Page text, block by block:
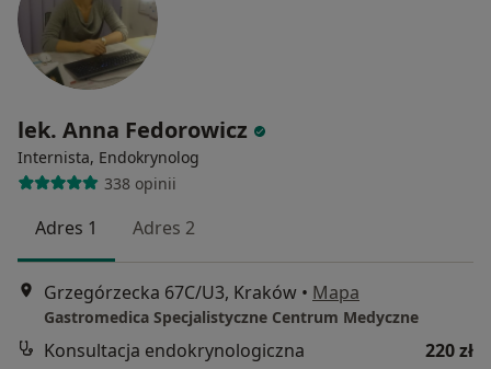
lek. Anna Fedorowicz
Internista, Endokrynolog
338 opinii
Adres 1 Adres 2
Grzegórzecka 67C/U3, Kraków • Mapa
Gastromedica Specjalistyczne Centrum Medyczne
Konsultacja endokrynologiczna
220 zł